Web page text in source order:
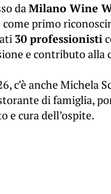
daMilano Wine
come primo
30 professionisti
e contributo alla
c’è anche Michela
di famiglia,
e cura dell’ospite.